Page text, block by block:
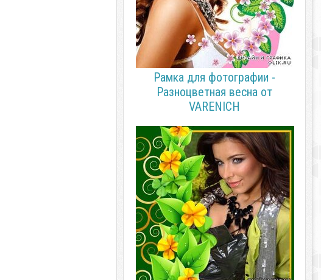
Рамка для фотографии -
Разноцветная весна от
VARENICH